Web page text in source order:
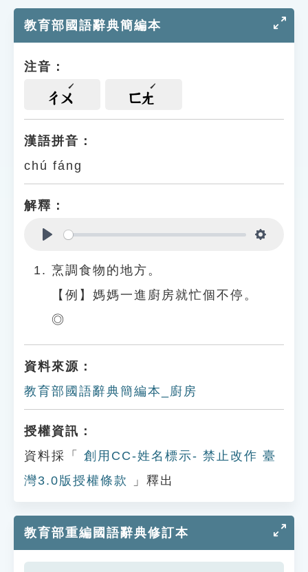
單字索引
遊戲專區
貓頭鷹博士
教育部國語辭典簡編本
注音：
ㄔㄨ ㄈㄤ
漢語拼音：
chú fáng
解釋：
烹調食物的地方。
【例】媽媽一進廚房就忙個不停。
◎
資料來源：
教育部國語辭典簡編本_廚房
授權資訊：
資料採「
創用CC-姓名標示- 禁止改作 臺
灣3.0版授權條款
」釋出
教育部重編國語辭典修訂本